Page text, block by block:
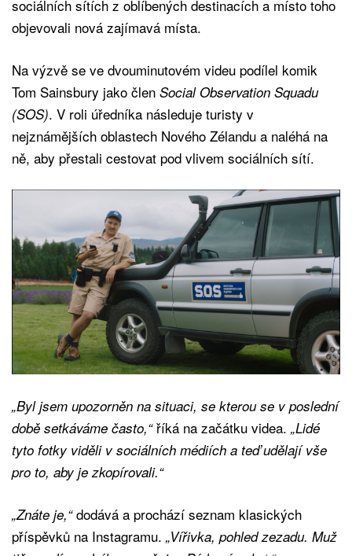
sociálních sítích z oblíbených destinacích a místo toho
objevovali nová zajímavá místa.
Na výzvě se ve dvouminutovém videu podílel komik
Tom Sainsbury jako člen Social Observation Squadu
(SOS). V roli úředníka následuje turisty v
nejznámějších oblastech Nového Zélandu a naléhá na
ně, aby přestali cestovat pod vlivem sociálních sítí.
„Byl jsem upozorněn na situaci, se kterou se v poslední
době setkáváme často,“říká na začátku videa. „Lidé
tyto fotky viděli v sociálních médiích a teď udělají vše
pro to, aby je zkopírovali.“
„Znáte je,“dodává a prochází seznam klasických
příspěvků na Instagramu. „Vířivka, pohled zezadu. Muž